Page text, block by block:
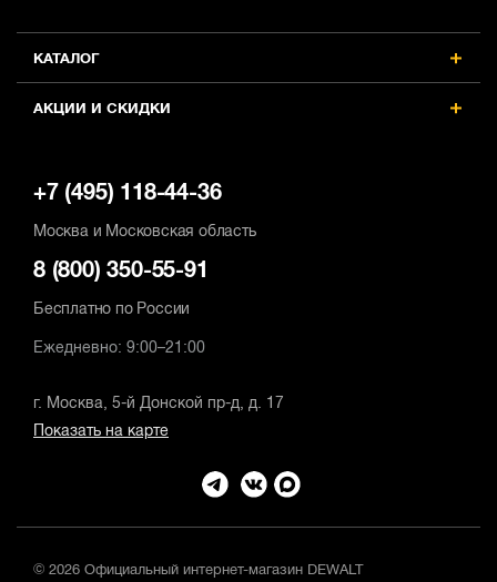
КАТАЛОГ
АКЦИИ И СКИДКИ
+7 (495) 118-44-36
Москва и Московская область
8 (800) 350-55-91
Бесплатно по России
Ежедневно: 9:00–21:00
г. Москва, 5-й Донской пр-д, д. 17
Показать на карте
© 2026 Официальный интернет-магазин DEWALT